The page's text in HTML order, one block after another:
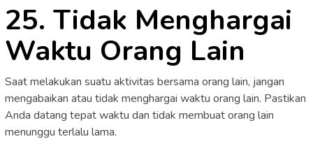
25. Tidak Menghargai
Waktu Orang Lain
Saat melakukan suatu aktivitas bersama orang lain, jangan
mengabaikan atau tidak menghargai waktu orang lain. Pastikan
Anda datang tepat waktu dan tidak membuat orang lain
menunggu terlalu lama.